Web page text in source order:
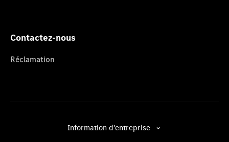
Contactez-nous
Réclamation
Information d'entreprise